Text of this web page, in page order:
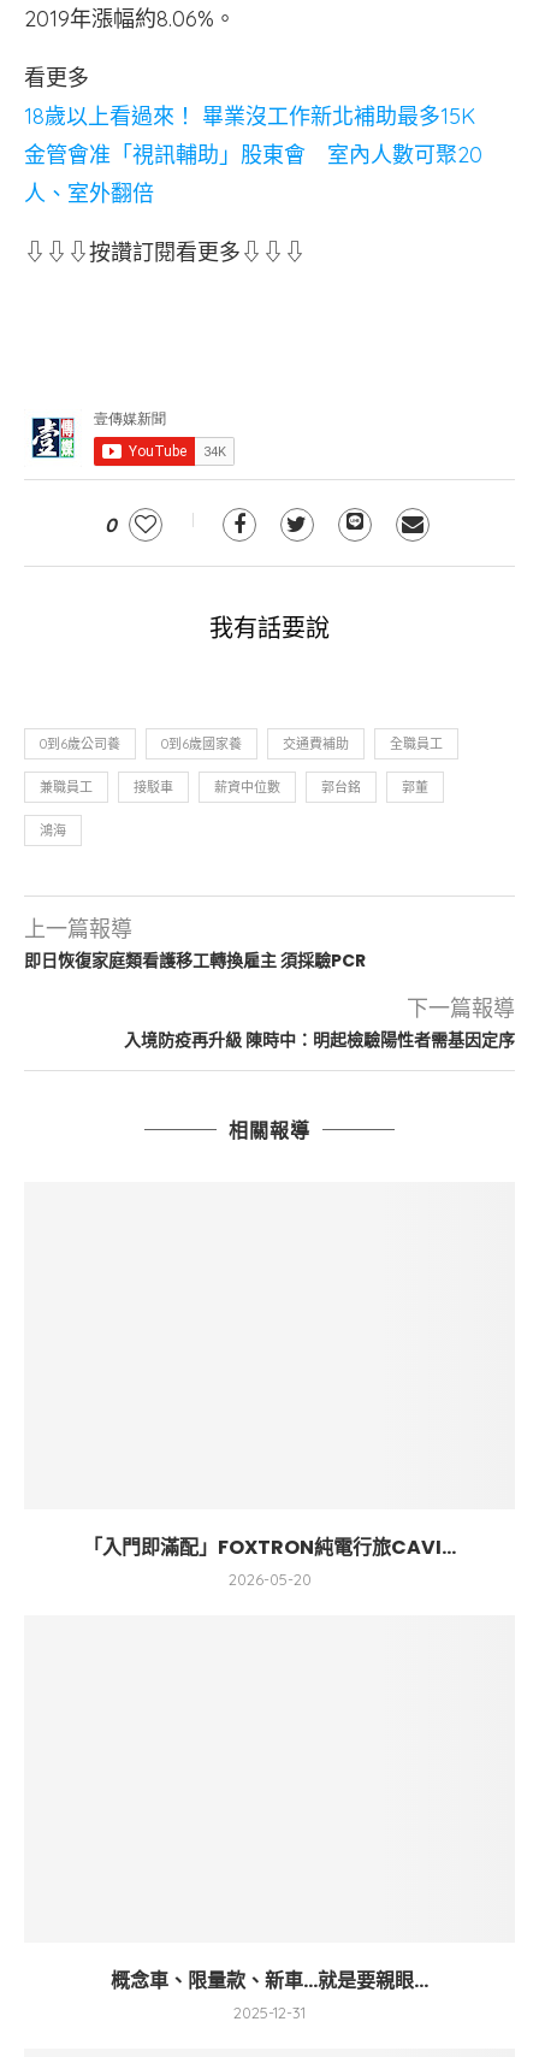
2019年漲幅約8.06%。
看更多
18歲以上看過來！ 畢業沒工作新北補助最多15K
金管會准「視訊輔助」股東會 室內人數可聚20
人、室外翻倍
⇩⇩⇩按讚訂閱看更多⇩⇩⇩
0
我有話要說
0到6歲公司養 0到6歲國家養 交通費補助 全職員工
兼職員工 接駁車 薪資中位數 郭台銘 郭董
鴻海
上一篇報導
即日恢復家庭類看護移工轉換雇主 須採驗PCR
下一篇報導
入境防疫再升級 陳時中：明起檢驗陽性者需基因定序
相關報導
「入門即滿配」FOXTRON純電行旅CAVI...
2026-05-20
概念車、限量款、新車…就是要親眼...
2025-12-31